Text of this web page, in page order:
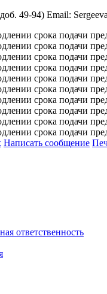
49-94) Email:
срока подачи
срока подачи
срока подачи
срока подачи
срока подачи
срока подачи
срока подачи
срока подачи
срока подачи
срока подачи
Написать сообщение
ответственность